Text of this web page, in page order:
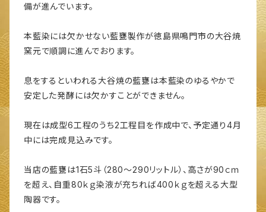
備が進んでいます。
本藍染には欠かせない藍甕製作が徳島県鳴門市の大谷焼
窯元で順調に進んでおります。
息をするといわれる大谷焼の藍甕は本藍染のゆるやかで
安定した発酵には欠かすことができません。
現在は成型6工程のうち2工程目を作成中で、予定通り4月
中には完成見込みです。
当店の藍甕は1石5斗（280～290リットル）、高さが90ｃｍ
を超え、自重80ｋｇ染液が充ちれば400ｋｇを超える大型
陶器です。